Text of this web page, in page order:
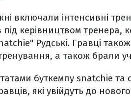
включали інтенсивні
під керівництвом тренера,
Рудські. Гравці
а також брали
буткемпу snatchie
які увійдуть до